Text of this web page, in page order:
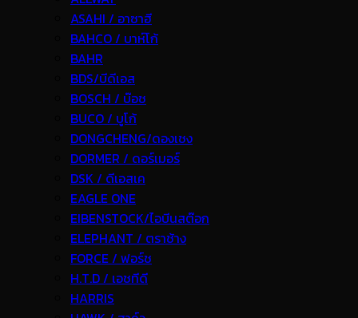
ASAHI / อาซาฮี
BAHCO / บาห์โก้
BAHR
BDS/บีดีเอส
BOSCH / บ๊อช
BUCO / บูโก้
DONGCHENG/ดองเชง
DORMER / ดอร์เมอร์
DSK / ดีเอสเค
EAGLE ONE
EIBENSTOCK/ไอบีนสต๊อก
ELEPHANT / ตราช้าง
FORCE / ฟอร์ช
H.T.D / เอชทีดี
HARRIS